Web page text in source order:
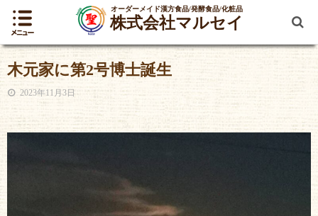
オーダーメイド漢方食品/発酵食品/化粧品
株式会社マルセイ
木元家に第2号博士誕生
2023年11月3日